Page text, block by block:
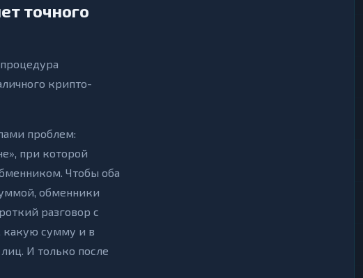
точного
крипто-
проблем:
при которой
Чтобы оба
обменники
разговор с
какую сумму и в
И только после